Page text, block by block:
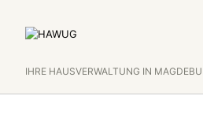
Inhalt
IHRE HAUSVERWALTUNG IN